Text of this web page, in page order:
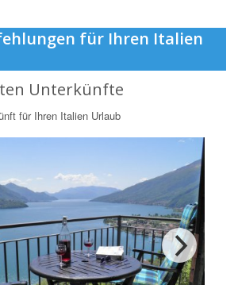
für Ihren Italien
Unterkünfte
für Ihren Italien Urlaub